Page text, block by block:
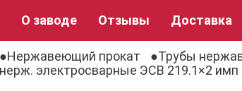
О заводе Отзывы Доставка
Нержавеющий прокат
Трубы
электросварные ЭСВ 219.1×2